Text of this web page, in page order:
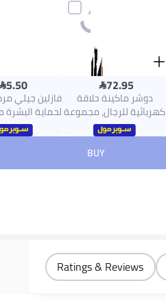
72.95
دوشر ماكينة حلاقة
كهربائية للرجال، مجموعة
مشذب اللحية وقص
الشعر مع شاشة LCD،
ماكينة حلاقة للرجال
ببطارية قابلة لإعادة
5.50
فازلين جيلي
لحماية
BUY
Ratings & Reviews